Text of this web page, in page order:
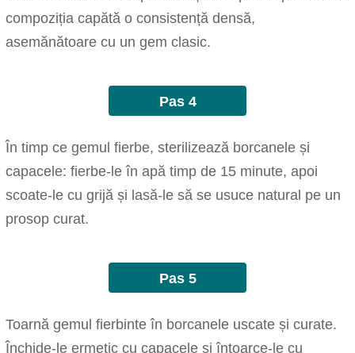
compoziția capătă o consistență densă,
asemănătoare cu un gem clasic.
Pas 4
În timp ce gemul fierbe, sterilizează borcanele și
capacele: fierbe-le în apă timp de 15 minute, apoi
scoate-le cu grijă și lasă-le să se usuce natural pe un
prosop curat.
Pas 5
Toarnă gemul fierbinte în borcanele uscate și curate.
Închide-le ermetic cu capacele și întoarce-le cu